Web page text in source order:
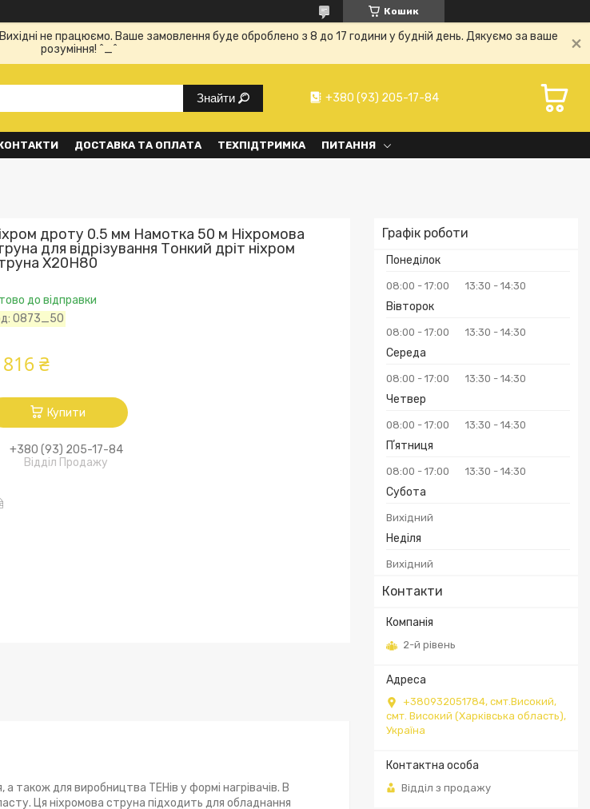
Кошик
не працюємо. Ваше замовлення буде оброблено з 8 до 17 години у будній день. Дякуємо за ваше
розуміння! ^_^
Знайти +380 (93) 205-17-84
ДОСТАВКА ТА ОПЛАТА ТЕХПІДТРИМКА ПИТАННЯ
Графік роботи
Понеділок
08:00 17:00 13:30 14:30
Вівторок
08:00 17:00 13:30 14:30
Середа
08:00 17:00 13:30 14:30
Четвер
08:00 17:00 13:30 14:30
Пʼятниця
08:00 17:00 13:30 14:30
Субота
Вихідний
Неділя
Вихідний
Контакти
2-й рівень
+380932051784, смт.Високий,
смт. Високий (Харківська область),
Україна
Відділ з продажу
дроту 0.5 мм Намотка 50 м Ніхромова
для відрізування Тонкий дріт ніхром
Х20Н80
до відправки
0873_50
₴
Купити
+380 (93) 205-17-84
Відділ Продажу
також для виробництва ТЕНів у формі нагрівачів. В
Ця ніхромова струна підходить для обладнання